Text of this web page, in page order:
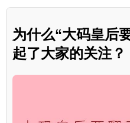
为什么“大码皇后
起了大家的关注？